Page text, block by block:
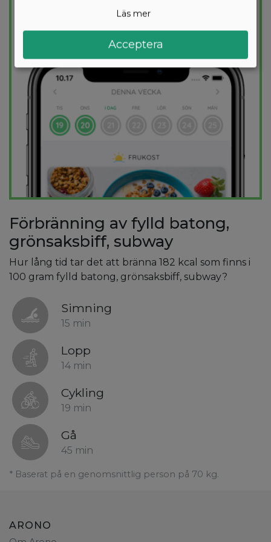
PROVAGRATIS
Förbränning av fylld batong,
grönsaksbiff, subway
Hur lång tid tar det att bränna 182 kcal som finns i
100 gram fylld batong, grönsaksbiff, subway?
Simning
15 min
Lopp
14 min
Cykling
19 min
Gå
45 min
* Baserat på en genomsnittlig person på 70 kg.
ARONO
Läs mer
Acceptera